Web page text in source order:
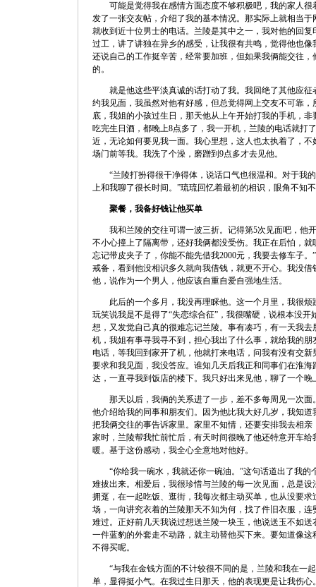
可能是觉得我在感情方面态度不够积极吧，我的家人很
发了一张交友帖，介绍了我的基本情况。那实际上就相当
就收到近十位男士的电话。兰陵是其中之一，我对他的回
过工，讲了讲独在异乡的感受，让我很有共鸣，觉得他也
还说自己的工作挺辛苦，经常要加班，但如果我俩能交往
的。
就是他这些平淡真诚的话打动了我。我回绝了其他应征
约我见面，我虽然对他有好感，但总觉得网上交友不可靠
底，我姐的小孩过生日，那天他从上午开始打我的手机，
吃完生日酒，都晚上8点多了，我一开机，兰陵的电话就打
近，无论如何要见我一面。我心里想，这人也太执着了，
场门前等我。我洗了个澡，磨蹭到9点多才去见他。
“兰陵打扮得很干净得体，说话口气也很温和。对于我
上和我聊了很长时间。”琉琉回忆着最初的相识，眼角不知
聚餐，我备好钱让他买单
我和兰陵的交往可谓一波三折。记得第5次见面吧，他
不小心撞上了隔离带，还好我俩都没受伤。我正在后怕，就
忘记带皮夹子了，你能不能先借我2000元，我要去修车子
戒备，看到他没相识多久就向我借钱，就更不开心。我没
他，说作为一个男人，他应该自重自爱自强地生活。
此后的一个多月，我没再理睬他。这一个月里，我很烦
玩笑说我是不是得了“失恋综合征”，我很嘴硬，说根本没开
想，又发觉自己真的很难忘记兰陵。事有凑巧，有一天我
机，我姐有事寻我寻不到，担心我出了什么事，就给我的
电话，等我回到家开了机，他就打来电话，问我有没有交
要求和我见面，我没答应。谁知几天后我正和同事们在淮
达，一直寻我到饭店的楼下。我只好出来见他，聊了一个晚
那天以后，我俩的关系进了一步，差不多每周见一次面
他介绍给我的同事和朋友们。因为他比我大好几岁，我知
把我俩交往的事告诉家里。家里不知情，还要安排我去相
家时，兰陵帮我忙前忙后，有天时间很晚了他还特意开车
暖。基于这份感动，我全心全意地对他好。
“你给我一碗水，我就还你一碗油。”这句话道出了我的
难拔出来。相爱后，我很珍惜与兰陵的每一次见面，总是
拥趸，在一起吃饭、逛街，我每次都主动买单，也从没要
场，一向讲究衣着的兰陵那天不知为何，找了件旧衣服，
难过。正好前几天我说过想送兰陵一块玉，他说送玉不如
一件蓝豹的外套走不动路，就主动替他买下来。要知道像这
不得买呢。
“与我在金钱方面的不计较很不同的是，兰陵和我在一
单，显得挺小气。在我过生日那天，他的表现更是让我伤心